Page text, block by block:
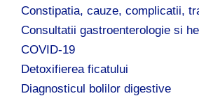
Constipatia, cauze, complicatii,
Consultatii gastroenterologie si
COVID-19
Detoxifierea ficatului
Diagnosticul bolilor digestive